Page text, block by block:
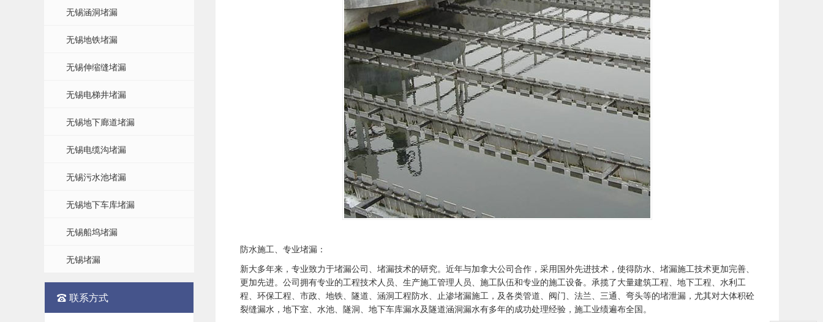
无锡涵洞堵漏
无锡地铁堵漏
无锡伸缩缝堵漏
无锡电梯井堵漏
无锡地下廊道堵漏
无锡电缆沟堵漏
无锡污水池堵漏
无锡地下车库堵漏
无锡船坞堵漏
无锡堵漏
联系方式
防水施工、专业堵漏：
新大多年来，专业致力于堵漏公司、堵漏技术的研究。近年与加拿大公司合作，采用国外先进技术，使得防水、堵漏施工技术更加完善、
更加先进。公司拥有专业的工程技术人员、生产施工管理人员、施工队伍和专业的施工设备。承揽了大量建筑工程、地下工程、水利工
程、环保工程、市政、地铁、隧道、涵洞工程防水、止渗堵漏施工，及各类管道、阀门、法兰、三通、弯头等的堵泄漏，尤其对大体积砼
裂缝漏水，地下室、水池、隧洞、地下车库漏水及隧道涵洞漏水有多年的成功处理经验，施工业绩遍布全国。